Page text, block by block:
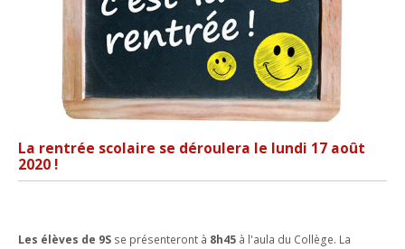
EN IMAGES
EDUCATION SEXUELLE
SÉANCES PARENTS
ACTIVITÉS ET ÉVÈNEMENTS
ABSENCES
ACCIDENTS
DEVOIRS ASSISTÉS
COURS FACULTATIFS
TRAVAILLEUSE SOCIALE SCOLAIRE
ORIENTATION PROFESSIONNELLE
ECHANGES ET SÉJOURS LINGUISTIQUES
CONCIERGERIE
RESTAURANT SCOLAIRE
MÉDIATHÈQUE
BESOINS ÉDUCATIFS PARTICULIERS
ACCÈS
BROCHURE
DOCUMENTS ADMINISTRATIFS
RÉSERVATION DE SALLES
Contact
La rentrée scolaire se déroulera le lundi 17 août
2020 !
Les élèves de 9S se présenteront à 8h45 à l'aula du Collège. La